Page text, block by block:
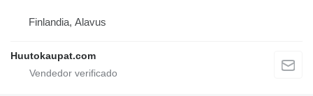
Finlandia, Alavus
Huutokaupat.com